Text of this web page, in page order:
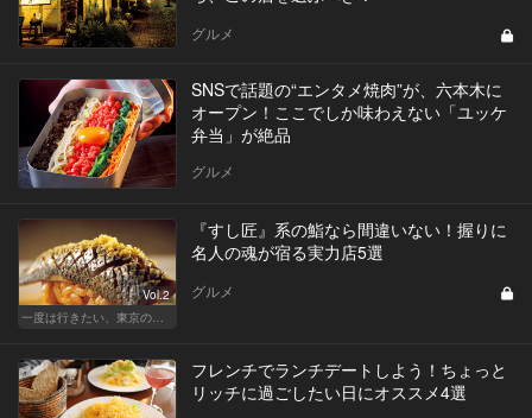
グルメ
SNSで話題の“エンタメ焼肉”が、六本木に
オープン！ここでしか味わえない「ユッケ
弁当」が絶品
グルメ
Vol.2
一度は行きたい、東京の鮨の名店
『すし匠』系の鮨なら間違いない！握りに
名人の魂が宿る実力店5選
グルメ
フレンチでランチデートしよう！ちょっと
リッチに過ごしたい日にオススメ4選